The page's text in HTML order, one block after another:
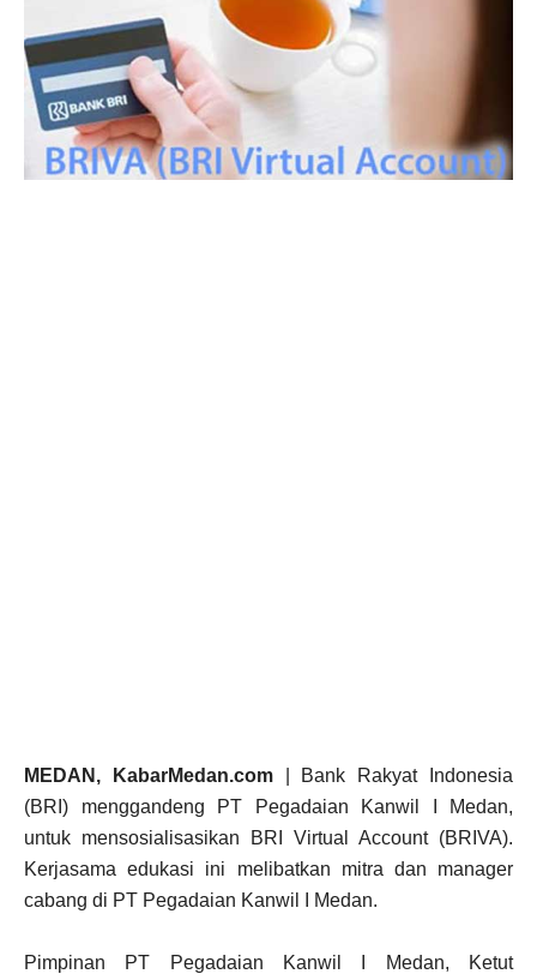
MEDAN, KabarMedan.com| Bank Rakyat Indonesia
(BRI) menggandeng PT Pegadaian Kanwil I Medan,
untuk mensosialisasikan BRI Virtual Account (BRIVA).
Kerjasama edukasi ini melibatkan mitra dan manager
cabang di PT Pegadaian Kanwil I Medan.
Pimpinan PT Pegadaian Kanwil I Medan, Ketut